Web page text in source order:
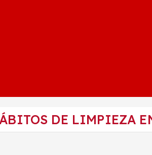
DE LIMPIEZA